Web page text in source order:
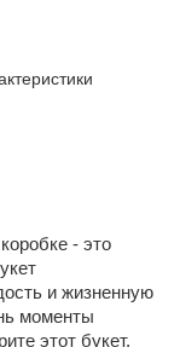
- это
и жизненную
моменты
этот букет,